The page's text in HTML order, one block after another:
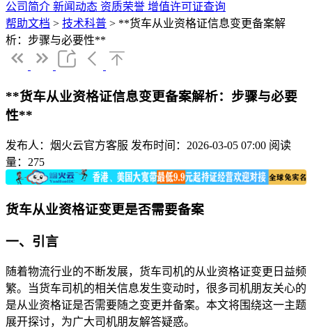
公司简介 新闻动态 资质荣誉 增值许可证查询
帮助文档 > 技术科普 > **货车从业资格证信息变更备案解
析：步骤与必要性**
**货车从业资格证信息变更备案解析：步骤与必要
性**
发布人：烟火云官方客服 发布时间：2026-03-05 07:00 阅读
量：275
货车从业资格证变更是否需要备案
一、引言
随着物流行业的不断发展，货车司机的从业资格证变更日益频
繁。当货车司机的相关信息发生变动时，很多司机朋友关心的
是从业资格证是否需要随之变更并备案。本文将围绕这一主题
展开探讨，为广大司机朋友解答疑惑。